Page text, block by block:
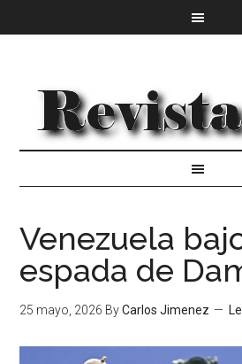
Venezuela
espada de
25 mayo, 2026 ByCarlos Jimenez